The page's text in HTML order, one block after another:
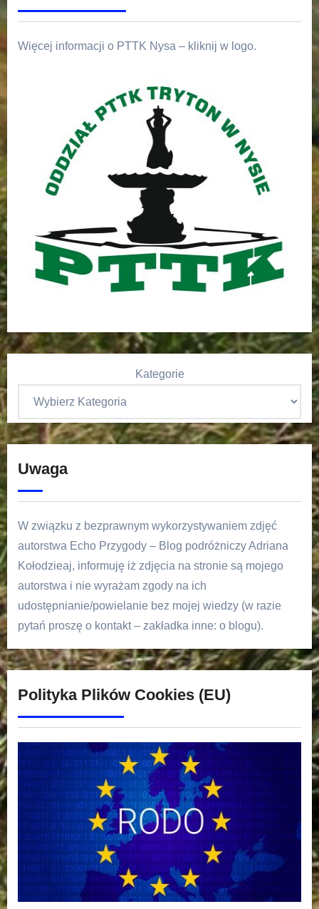
Więcej informacji o PTTK Nysa – kliknij w logo.
Kategorie
Uwaga
W związku z bezprawnym wykorzystywaniem zdjęć
autorstwa Echo Przygody – Blog podróżniczy Adriana
Kołodzieaj, informuję iż zdjęcia na stronie są mojego
autorstwa i nie wyrażam zgody na ich
udostępnianie/powielanie bez mojej wiedzy (w razie
pytań proszę o kontakt – zakładka inne: o blogu).
Polityka Plików Cookies (EU)